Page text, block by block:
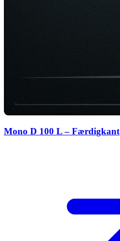
Mono D 100 L – Færdigkant